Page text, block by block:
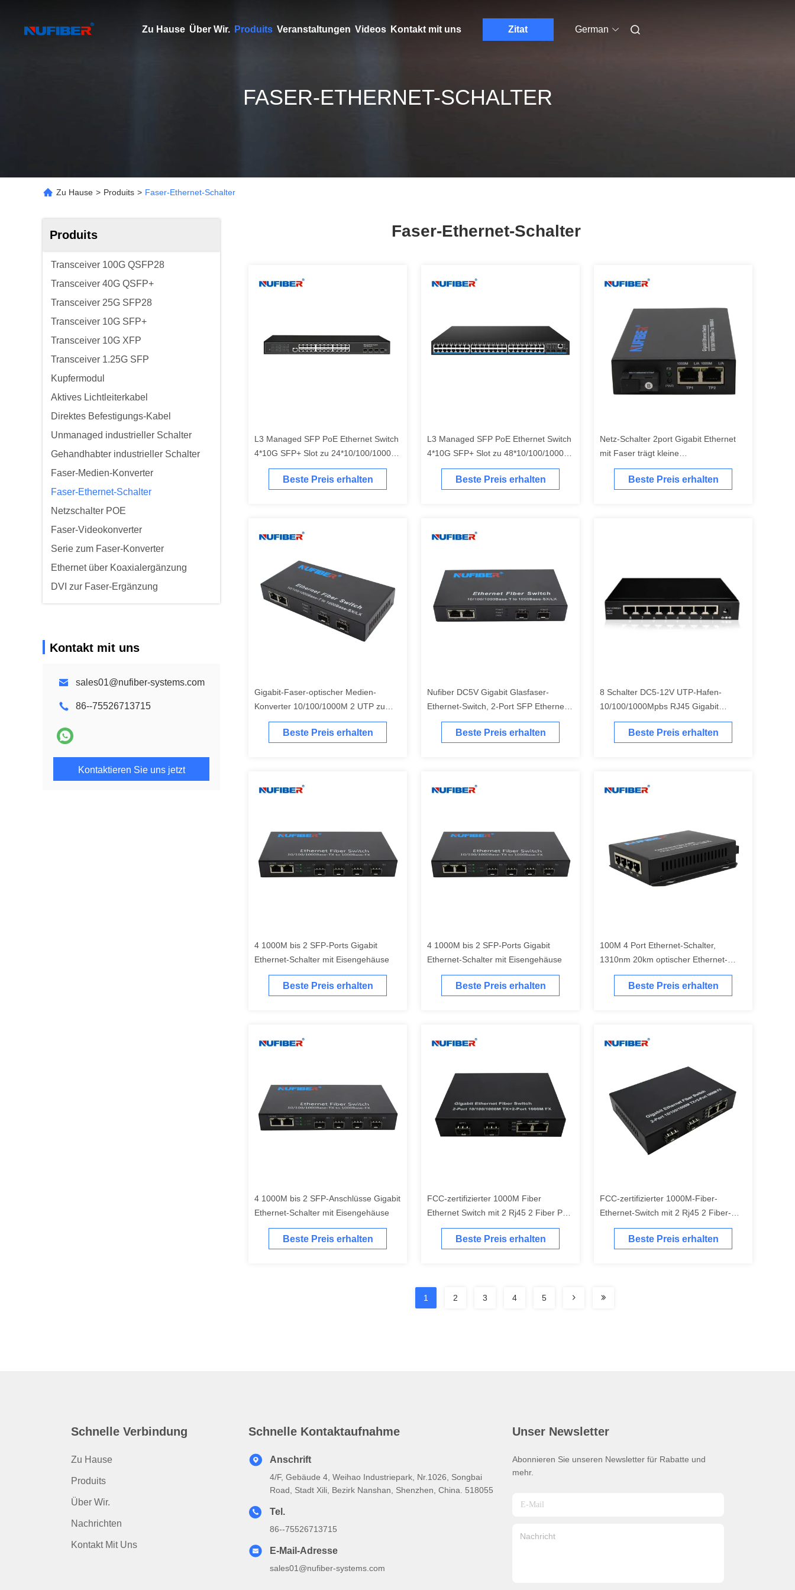
Zu Hause Über Wir. Produits Veranstaltungen Videos Kontakt mit uns Zitat German
FASER-ETHERNET-SCHALTER
Zu Hause > Produits > Faser-Ethernet-Schalter
Produits
Transceiver 100G QSFP28
Transceiver 40G QSFP+
Transceiver 25G SFP28
Transceiver 10G SFP+
Transceiver 10G XFP
Transceiver 1.25G SFP
Kupfermodul
Aktives Lichtleiterkabel
Direktes Befestigungs-Kabel
Unmanaged industrieller Schalter
Gehandhabter industrieller Schalter
Faser-Medien-Konverter
Faser-Ethernet-Schalter
Netzschalter POE
Faser-Videokonverter
Serie zum Faser-Konverter
Ethernet über Koaxialergänzung
DVI zur Faser-Ergänzung
Kontakt mit uns
sales01@nufiber-systems.com
86--75526713715
Kontaktieren Sie uns jetzt
Faser-Ethernet-Schalter
L3 Managed SFP PoE Ethernet Switch
4*10G SFP+ Slot zu 24*10/100/1000M
PoE Port Netzwerk-Switch
Beste Preis erhalten
L3 Managed SFP PoE Ethernet Switch
4*10G SFP+ Slot zu 48*10/100/1000M
PoE SFP Switch
Beste Preis erhalten
Netz-Schalter 2port Gigabit Ethernet
mit Faser trägt kleine
Leistungsaufnahme
Beste Preis erhalten
Gigabit-Faser-optischer Medien-
Konverter 10/100/1000M 2 UTP zu
1000M SFP Schlitz
Beste Preis erhalten
Nufiber DC5V Gigabit Glasfaser-
Ethernet-Switch, 2-Port SFP Ethernet
Switch NF-A2002F
Beste Preis erhalten
8 Schalter DC5-12V UTP-Hafen-
10/100/1000Mpbs RJ45 Gigabit
Ethernet
Beste Preis erhalten
4 1000M bis 2 SFP-Ports Gigabit
Ethernet-Schalter mit Eisengehäuse
Beste Preis erhalten
4 1000M bis 2 SFP-Ports Gigabit
Ethernet-Schalter mit Eisengehäuse
Beste Preis erhalten
100M 4 Port Ethernet-Schalter,
1310nm 20km optischer Ethernet-
Schalter
Beste Preis erhalten
4 1000M bis 2 SFP-Anschlüsse Gigabit
Ethernet-Schalter mit Eisengehäuse
Beste Preis erhalten
FCC-zertifizierter 1000M Fiber
Ethernet Switch mit 2 Rj45 2 Fiber Port
Gigabit Fiber Ethernet Switch
Beste Preis erhalten
FCC-zertifizierter 1000M-Fiber-
Ethernet-Switch mit 2 Rj45 2 Fiber-
Ports
Beste Preis erhalten
1 2 3 4 5
Schnelle Verbindung
Zu Hause
Produits
Über Wir.
Nachrichten
Kontakt Mit Uns
Schnelle Kontaktaufnahme
Anschrift
4/F, Gebäude 4, Weihao Industriepark, Nr.1026, Songbai
Road, Stadt Xili, Bezirk Nanshan, Shenzhen, China. 518055
Tel.
86--75526713715
E-Mail-Adresse
sales01@nufiber-systems.com
Unser Newsletter
Abonnieren Sie unseren Newsletter für Rabatte und
mehr.